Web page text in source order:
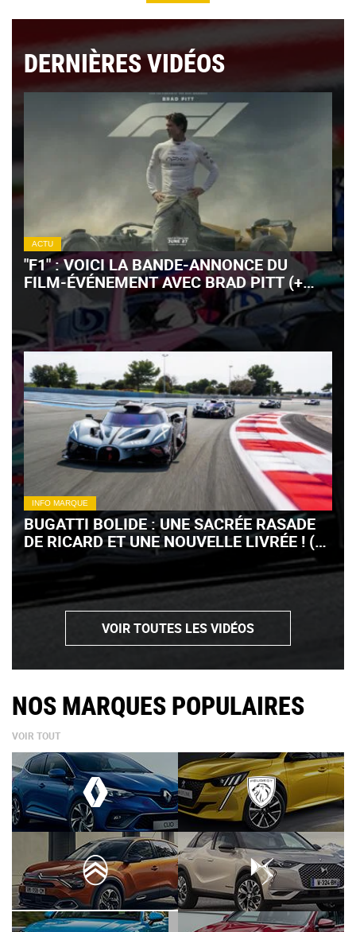
DERNIÈRES VIDÉOS
ACTU
"F1" : VOICI LA BANDE-ANNONCE DU
FILM-ÉVÉNEMENT AVEC BRAD PITT (+
VIDÉO)
INFO MARQUE
BUGATTI BOLIDE : UNE SACRÉE RASADE
DE RICARD ET UNE NOUVELLE LIVRÉE ! (+
VIDÉO)
VOIR TOUTES LES VIDÉOS
NOS MARQUES POPULAIRES
VOIR TOUT